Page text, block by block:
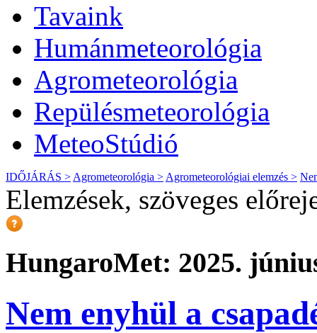
Tavaink
Humánmeteorológia
Agrometeorológia
Repülésmeteorológia
MeteoStúdió
IDŐJÁRÁS > Agrometeorológia > Agrometeorológiai elemzés >
Elemzések, szöveges
HungaroMet: 2025.
Nem enyhül a